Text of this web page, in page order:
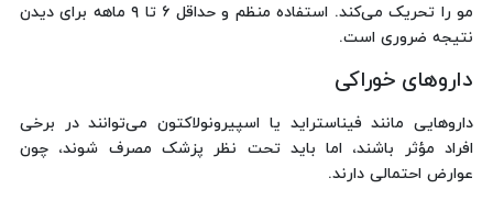
مو را تحریک می‌کند. استفاده منظم و حداقل ۶ تا ۹ ماهه برای دیدن
نتیجه ضروری است.
داروهای خوراکی
داروهایی مانند فیناستراید یا اسپیرونولاکتون می‌توانند در برخی
افراد مؤثر باشند، اما باید تحت نظر پزشک مصرف شوند، چون
عوارض احتمالی دارند.